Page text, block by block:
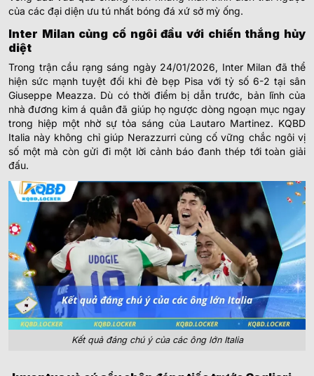
của các đại diện ưu tú nhất bóng đá xứ sở mỳ ống.
Inter Milan củng cố ngôi đầu với chiến thắng hủy
diệt
Trong trận cầu rạng sáng ngày 24/01/2026, Inter Milan đã thể
hiện sức mạnh tuyệt đối khi đè bẹp Pisa với tỷ số 6-2 tại sân
Giuseppe Meazza. Dù có thời điểm bị dẫn trước, bản lĩnh của
nhà đương kim á quân đã giúp họ ngược dòng ngoạn mục ngay
trong hiệp một nhờ sự tỏa sáng của Lautaro Martinez. KQBD
Italia này không chỉ giúp Nerazzurri củng cố vững chắc ngôi vị
số một mà còn gửi đi một lời cảnh báo đanh thép tới toàn giải
đấu.
Kết quả đáng chú ý của các ông lớn Italia